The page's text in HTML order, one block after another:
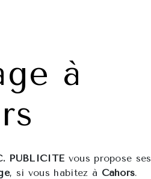
à
PUBLICITE vous propose ses
, si vous habitez à Cahors.